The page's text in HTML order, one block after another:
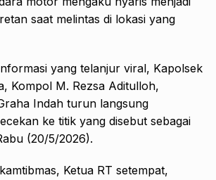
saat melintas di lokasi yang
yang telanjur viral, Kapolsek
Kompol M. Rezsa Aditulloh,
Indah turun langsung
ke titik yang disebut sebagai
(20/5/2026).
Ketua RT setempat,